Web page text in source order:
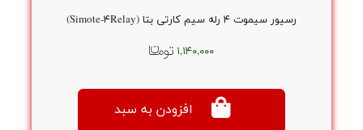
رسیور سیموت ۴ رله سیم کارتی بتا (Simote-۴Relay)
۱,۱۴۰,۰۰۰
افزودن به سبد